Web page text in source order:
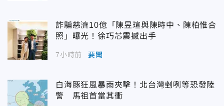
詐騙慈濟10億「陳昱瑄與陳時中、陳柏惟合
照」曝光！徐巧芯震撼出手
7小時前 要聞
白海豚狂風暴雨夾擊！北台灣剉咧等恐發陸
警 馬祖首當其衝